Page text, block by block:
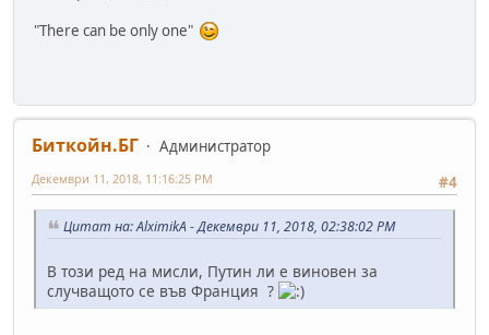
"There can be only one"
Биткойн.БГ
Администратор
#4
Декември 11, 2018, 11:16:25 PM
Цитат на: AlximikA - Декември 11, 2018, 02:38:02 PM
В този ред на мисли, Путин ли е виновен за
случващото се във Франция ?